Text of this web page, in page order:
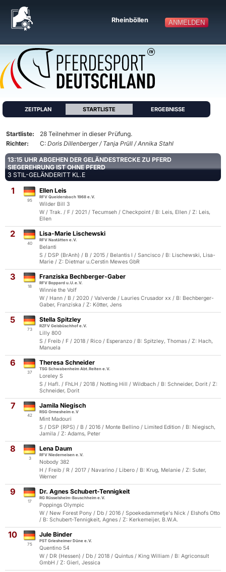
ANMELDEN
Rheinböllen
ZEITPLAN STARTLISTE ERGEBNISSE
Startliste:
28 Teilnehmer in dieser Prüfung.
Richter:
C: Doris Dillenberger / Tanja Prüll / Annika Stahl
13:15 UHR ABGEHEN DER GELÄNDESTRECKE ZU PFERD
SIEGEREHRUNG IST OHNE PFERD
3 STIL-GELÄNDERITT KL.E
1
95
Ellen Leis
RFV Queidersbach 1968 e.V.
Wilder Bill 3
W / Trak. / F / 2021 / Tecumseh / Checkpoint / B: Leis, Ellen / Z: Leis,
Ellen
2
40
Lisa-Marie Lischewski
RFV Nastätten e.V.
Belanti
S / DSP (BrAnh) / B / 2015 / Belantis I / Sancisco / B: Lischewski, Lisa-
Marie / Z: Dietmar u.Cerstin Mewes GbR
3
18
Franziska Bechberger-Gaber
RFV Boppard u.U.e.V.
Winnie the Volf
W / Hann / B / 2020 / Valverde / Lauries Crusador xx / B: Bechberger-
Gaber, Franziska / Z: Kötter, Jens
5
73
Stella Spitzley
RZFV Geisbüschhof e.V.
Lilly 800
S / Freib / F / 2018 / Rico / Esperanzo / B: Spitzley, Thomas / Z: Hach,
Manuela
6
37
Theresa Schneider
TSG Schwabenheim Abt.Reiten e.V.
Loreley S
S / Hafl. / FhLH / 2018 / Notting Hill / Wildbach / B: Schneider, Dorit / Z:
Schneider, Dorit
7
42
Jamila Niegisch
RSG Ormesheim e.V
Mint Madouri
S / DSP (RPS) / B / 2016 / Monte Bellino / Limited Edition / B: Niegisch,
Jamila / Z: Adams, Peter
8
3
Lena Daum
RFV Niederneisen e.V.
Nobody 382
H / Freib / R / 2017 / Navarino / Libero / B: Krug, Melanie / Z: Suter,
Werner
9
17
Dr. Agnes Schubert-Tennigkeit
RG Rüsselsheim-Bauschheim e.V.
Poppings Olympic
W / New Forest Pony / Db / 2016 / Spoekedammetje's Nick / Elshofs Otto
/ B: Schubert-Tennigkeit, Agnes / Z: Kerkemeijer, B.W.A.
10
75
Jule Binder
PST Griesheimer Düne e.V.
Quentino 54
W / DR (Hessen) / Db / 2018 / Quintus / King William / B: Agriconsult
GmbH / Z: Gierl, Jessica